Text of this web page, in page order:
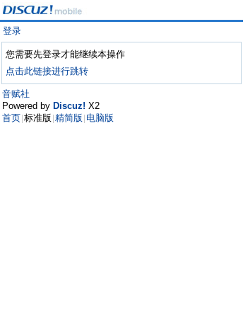
登录
您需要先登录才能继续本操作
点击此链接进行跳转
音赋社
Powered by Discuz! X2
首页 标准版 精简版 电脑版